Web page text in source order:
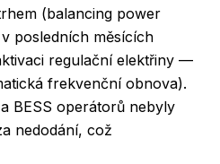
(balancing power
posledních měsících
regulační elektřiny —
frekvenční obnova).
BESS operátorů nebyly
nedodání, což